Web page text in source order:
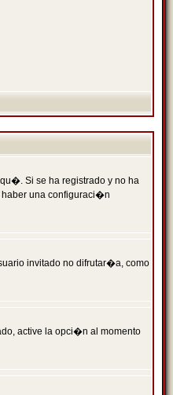
Si se ha registrado y no ha
una configuraci�n
invitado no difrutar�a, como
active la opci�n al momento